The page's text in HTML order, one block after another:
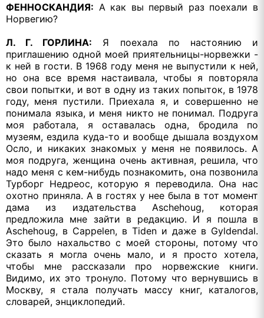
ФЕННОСКАНДИЯ: А как вы первый раз поехали в
Норвегию?
Л. Г. ГОРЛИНА: Я поехала по настоянию и
приглашению одной моей приятельницы-норвежки -
к ней в гости. В 1968 году меня не выпустили к ней,
но она все время настаивала, чтобы я повторяла
свои попытки, и вот в одну из таких попыток, в 1978
году, меня пустили. Приехала я, и совершенно не
понимала языка, и меня никто не понимал. Подруга
моя работала, я оставалась одна, бродила по
музеям, ездила куда-то и вообще дышала воздухом
Осло, и никаких знакомых у меня не появилось. А
моя подруга, женщина очень активная, решила, что
надо меня с кем-нибудь познакомить, она позвонила
Турборг Недреос, которую я переводила. Она нас
охотно приняла. А в гостях у нее была в тот момент
дама из издательства Aschehoug, которая
предложила мне зайти в редакцию. И я пошла в
Aschehoug, в Cappelen, в Tiden и даже в Gyldendal.
Это было нахальство с моей стороны, потому что
сказать я могла очень мало, и я просто хотела,
чтобы мне рассказали про норвежские книги.
Видимо, их это тронуло. Потому что вернувшись в
Москву, я стала получать массу книг, каталогов,
словарей, энциклопедий.